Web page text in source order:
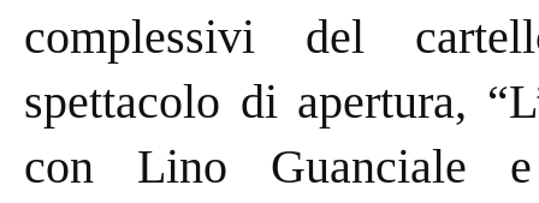
complessivi del
spettacolo di apertura,
con Lino Guanciale